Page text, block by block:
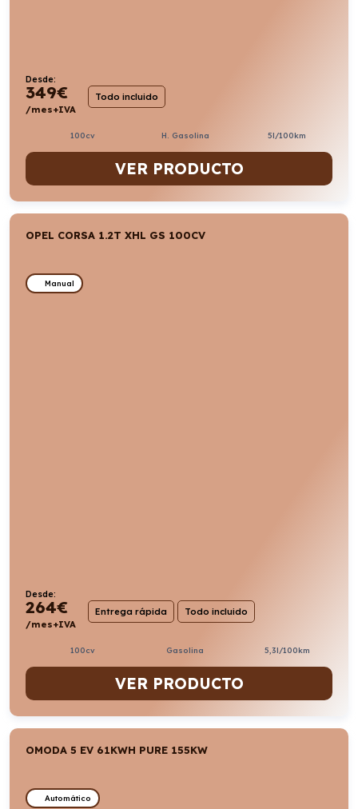
Desde:
349€
/mes+IVA
Todo incluido
100cv H. Gasolina 5l/100km
VER PRODUCTO
OPEL CORSA 1.2T XHL GS 100CV
Manual
Desde:
264€
/mes+IVA
Entrega rápida Todo incluido
100cv Gasolina 5,3l/100km
VER PRODUCTO
OMODA 5 EV 61KWH PURE 155KW
Automático